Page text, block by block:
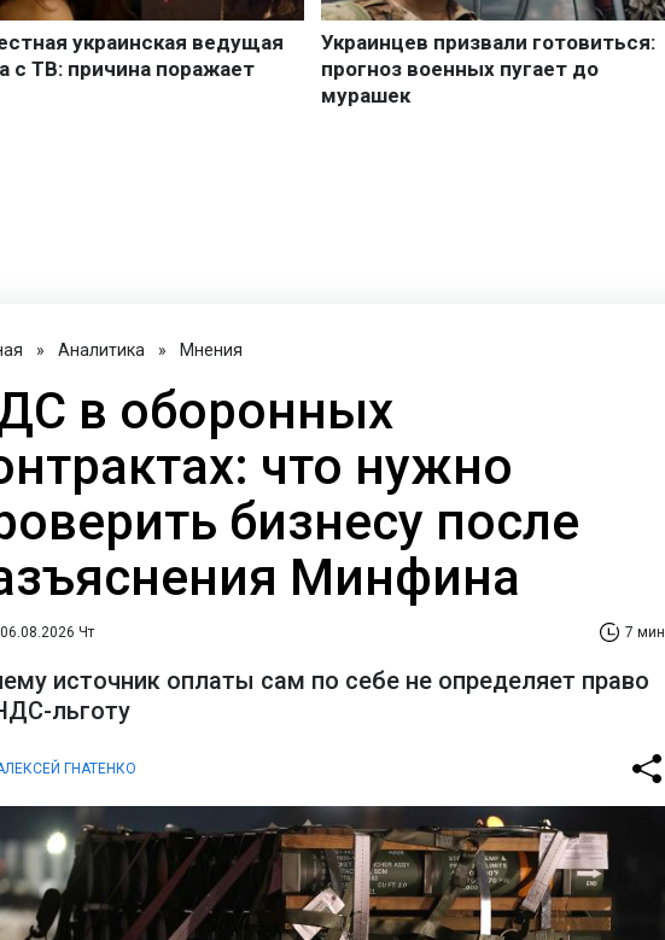
» Аналитика » Мнения
в оборонных
что нужно
бизнесу после
Минфина
Чт 7 мин
источник оплаты сам по себе не определяет право
льготу
ГНАТЕНКО